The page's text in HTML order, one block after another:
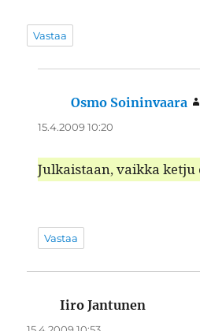
Vastaa
Osmo Soininvaara
15.4.2009 10:20
Julka­istaan, vaik­ka
Vastaa
Iiro Jantunen